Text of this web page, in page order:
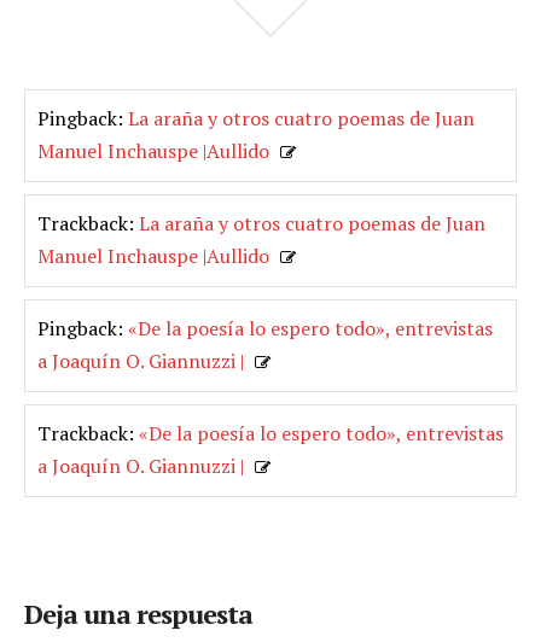
Pingback: La araña y otros cuatro poemas de Juan
Manuel Inchauspe |Aullido
Trackback: La araña y otros cuatro poemas de Juan
Manuel Inchauspe |Aullido
Pingback: «De la poesía lo espero todo», entrevistas
a Joaquín O. Giannuzzi |
Trackback: «De la poesía lo espero todo», entrevistas
a Joaquín O. Giannuzzi |
Deja una respuesta